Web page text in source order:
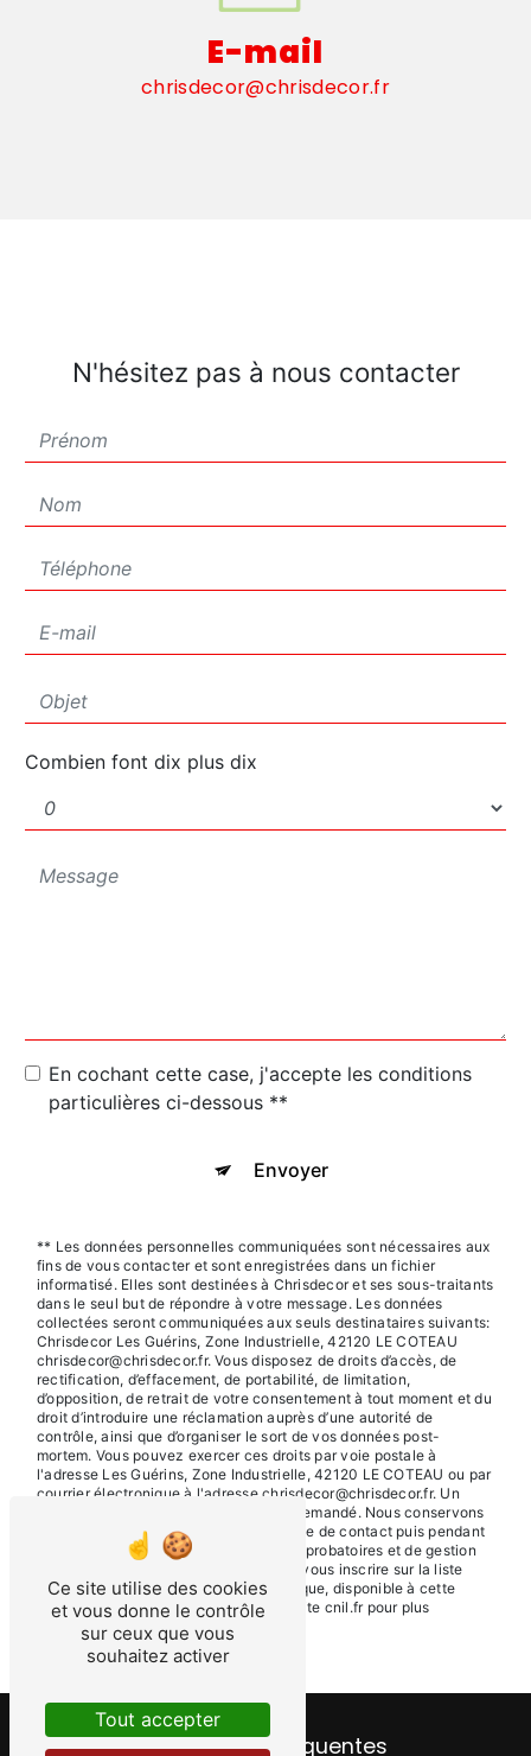
E-mail
chrisdecor@chrisdecor.fr
N'hésitez pas à nous contacter
Combien font dix plus dix
En cochant cette case, j'accepte les conditions
particulières ci-dessous **
Envoyer
** Les données personnelles communiquées sont nécessaires aux
fins de vous contacter et sont enregistrées dans un fichier
informatisé. Elles sont destinées à Chrisdecor et ses sous-traitants
dans le seul but de répondre à votre message. Les données
collectées seront communiquées aux seuls destinataires suivants:
Chrisdecor Les Guérins, Zone Industrielle, 42120 LE COTEAU
chrisdecor@chrisdecor.fr. Vous disposez de droits d’accès, de
rectification, d’effacement, de portabilité, de limitation,
d’opposition, de retrait de votre consentement à tout moment et du
droit d’introduire une réclamation auprès d’une autorité de
contrôle, ainsi que d’organiser le sort de vos données post-
mortem. Vous pouvez exercer ces droits par voie postale à
l'adresse Les Guérins, Zone Industrielle, 42120 LE COTEAU ou par
courrier électronique à l'adresse chrisdecor@chrisdecor.fr. Un
justificatif d'identité pourra vous être demandé. Nous conservons
vos données pendant la période de prise de contact puis pendant
la durée de prescription légale aux fins probatoires et de gestion
des contentieux. Vous avez le droit de vous inscrire sur la liste
d'opposition au démarchage téléphonique, disponible à cette
adresse: Bloctel.gouv.fr. Consultez le site cnil.fr pour plus
d’informations sur vos droits.
Recherches fréquentes
Ce site utilise des cookies
et vous donne le contrôle
sur ceux que vous
souhaitez activer
Tout accepter